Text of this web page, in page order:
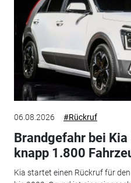
06.08.2026 #Rückruf
Brandgefahr bei
knapp 1.800
Kia startet einen Rückruf für